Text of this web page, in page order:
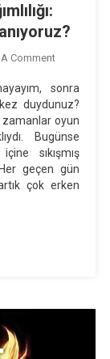
CommentOn
Ve
Bağımlılığı:
Eğlenceli
Tehlikeyi
Ne
sonra
duydunuz?
oyun
Bugünse
sıkışmış
geçen gün
çok erken